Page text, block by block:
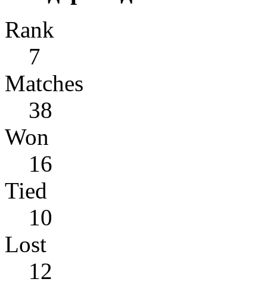
Rank
7
Matches
38
Won
16
Tied
10
Lost
12